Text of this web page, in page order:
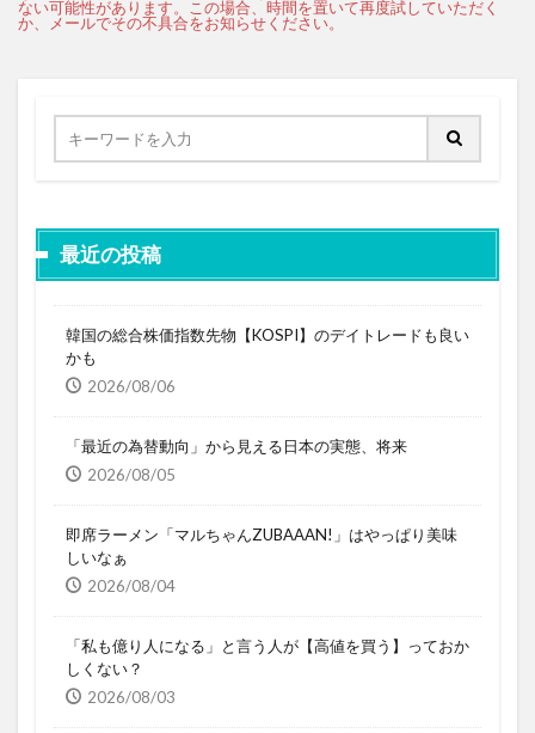
最近の投稿
韓国の総合株価指数先物【KOSPI】のデイトレードも良い
かも
2026/08/06
「最近の為替動向」から見える日本の実態、将来
2026/08/05
即席ラーメン「マルちゃんZUBAAAN!」はやっぱり美味
しいなぁ
2026/08/04
「私も億り人になる」と言う人が【高値を買う】っておか
しくない？
2026/08/03